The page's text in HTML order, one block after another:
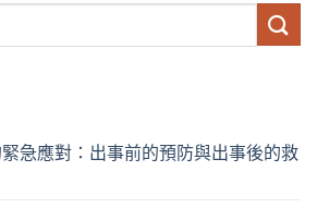
急應對：出事前的預防與出事後的救